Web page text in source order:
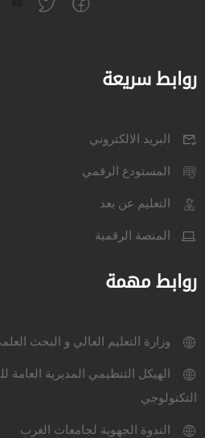
روابط سريعة
البريد الالكتروني
المستودع الرقمي
التعليم عن بعد
المنصة الرقمية
روابط مهمة
وزارة التعليم العالي و البحث
الهيكل التنظيمي المديرية العامة
التكنولوجي
الندوة الجهوية لجامعات الغرب